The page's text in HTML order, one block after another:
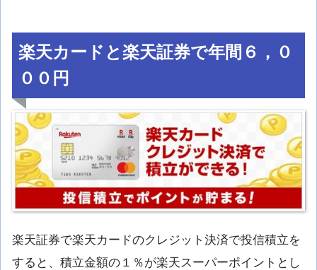
楽天カードと楽天証券で年間６，０
００円
楽天証券で楽天カードのクレジット決済で投信積立を
すると、積立金額の１％が楽天スーパーポイントとし